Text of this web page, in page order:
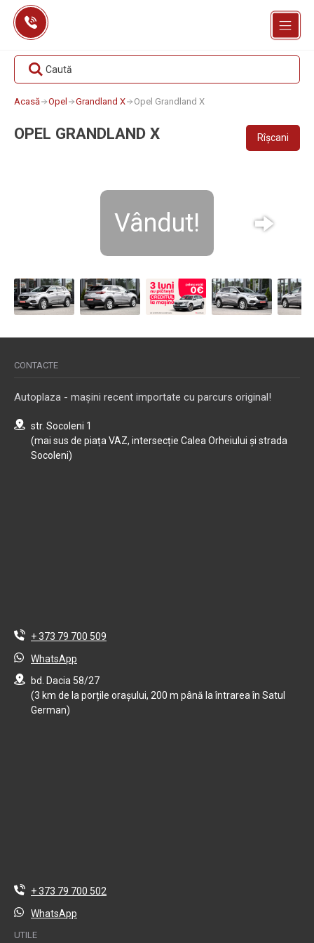
Skip
content
Caută
Acasă Opel Grandland X Opel Grandland X
OPEL GRANDLAND X Rîșcani
Vândut!
CONTACTE
Autoplaza - mașini recent importate cu parcurs original!
str. Socoleni 1
(mai sus de piața VAZ, intersecție Calea Orheiului și strada
Socoleni)
+ 373 79 700 509
WhatsApp
bd. Dacia 58/27
(3 km de la porțile orașului, 200 m până la întrarea în Satul
German)
+ 373 79 700 502
WhatsApp
UTILE